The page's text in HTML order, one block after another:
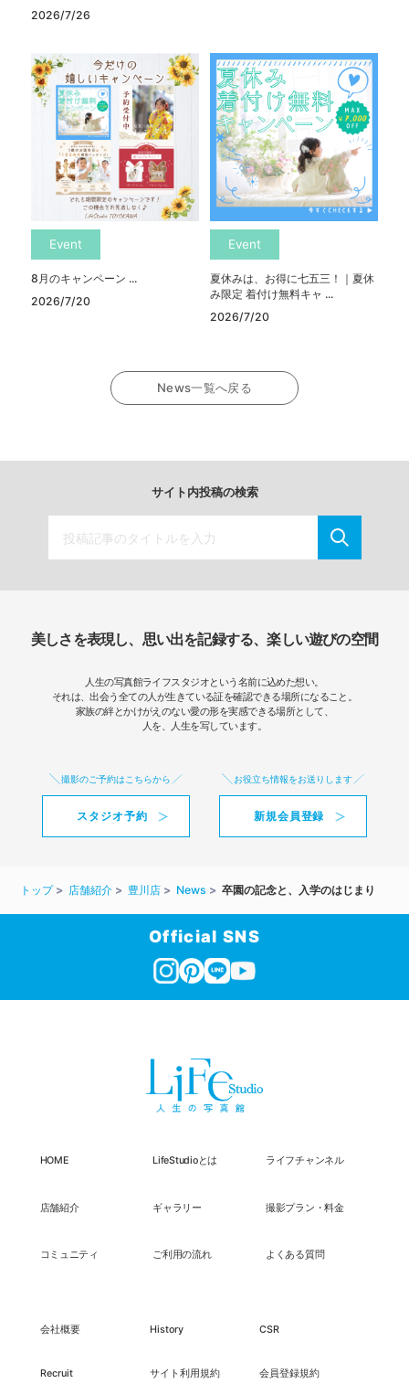
2026/7/26
Event
8月のキャンペーン ...
2026/7/20
Event
夏休みは、お得に七五三！｜夏休
み限定 着付け無料キャ ...
2026/7/20
News一覧へ戻る
サイト内投稿の検索
美しさを表現し、思い出を記録する、楽しい遊びの空間
人生の写真館ライフスタジオという名前に込めた想い。
それは、出会う全ての人が生きている証を確認できる場所になること。
家族の絆とかけがえのない愛の形を実感できる場所として、
人を、人生を写しています。
撮影のご予約はこちらから
スタジオ予約
お役立ち情報をお送りします
新規会員登録
トップ 店舗紹介 豊川店 News 卒園の記念と、入学のはじまり
Official SNS
HOME LifeStudioとは ライフチャンネル
店舗紹介 ギャラリー 撮影プラン・料金
コミュニティ ご利用の流れ よくある質問
会社概要 History CSR
Recruit サイト利用規約 会員登録規約